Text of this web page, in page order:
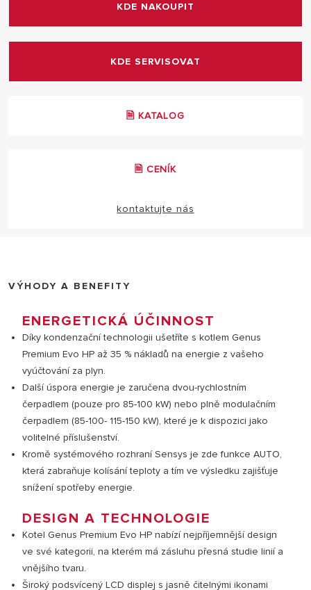
servisem a prohlídka každý rok
KDE NAKOUPIT
KDE SERVISOVAT
🗎 KATALOG
🗎 CENÍK
kontaktujte nás
VÝHODY A BENEFITY
ENERGETICKÁ ÚČINNOST
Díky kondenzační technologii ušetříte s kotlem Genus
Premium Evo HP až 35 % nákladů na energie z vašeho
vyúčtování za plyn.
Další úspora energie je zaručena dvou-rychlostním
čerpadlem (pouze pro 85-100 kW) nebo plně modulačním
čerpadlem (85-100- 115-150 kW), které je k dispozici jako
volitelné příslušenství.
Kromě systémového rozhraní Sensys je zde funkce AUTO,
která zabraňuje kolísání teploty a tím ve výsledku zajišťuje
snížení spotřeby energie.
DESIGN A TECHNOLOGIE
Kotel Genus Premium Evo HP nabízí nejpříjemnější design
ve své kategorii, na kterém má zásluhu přesná studie linií a
vnějšího tvaru.
Široký podsvícený LCD displej s jasně čitelnými ikonami